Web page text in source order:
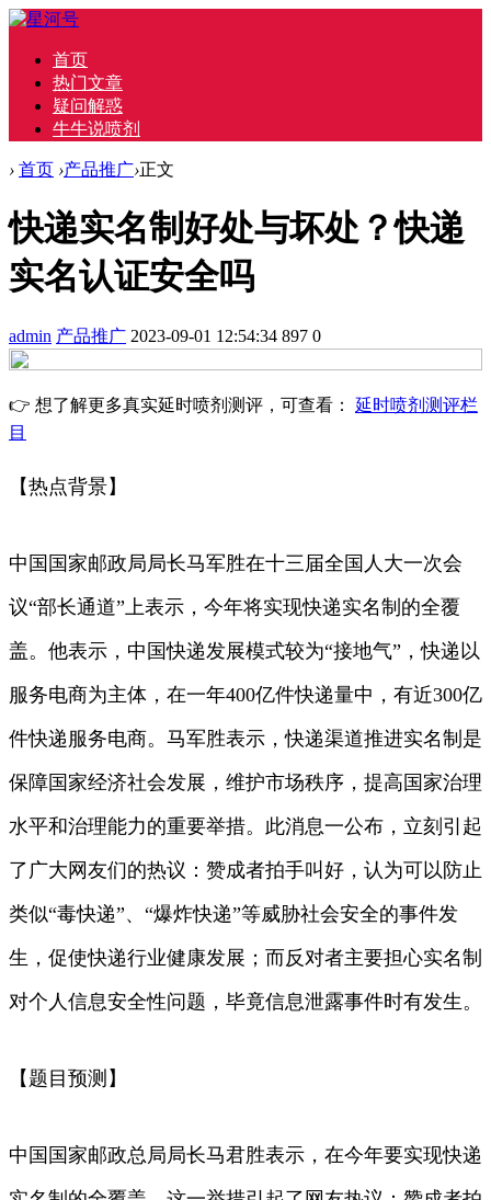
首页
热门文章
疑问解惑
牛牛说喷剂
› 首页 ›产品推广›正文
快递实名制好处与坏处？快递
实名认证安全吗
admin 产品推广 2023-09-01 12:54:34 897 0
👉 想了解更多真实延时喷剂测评，可查看： 延时喷剂测评栏
目
【热点背景】
中国国家邮政局局长马军胜在十三届全国人大一次会
议“部长通道”上表示，今年将实现快递实名制的全覆
盖。他表示，中国快递发展模式较为“接地气”，快递以
服务电商为主体，在一年400亿件快递量中，有近300亿
件快递服务电商。马军胜表示，快递渠道推进实名制是
保障国家经济社会发展，维护市场秩序，提高国家治理
水平和治理能力的重要举措。此消息一公布，立刻引起
了广大网友们的热议：赞成者拍手叫好，认为可以防止
类似“毒快递”、“爆炸快递”等威胁社会安全的事件发
生，促使快递行业健康发展；而反对者主要担心实名制
对个人信息安全性问题，毕竟信息泄露事件时有发生。
【题目预测】
中国国家邮政总局局长马君胜表示，在今年要实现快递